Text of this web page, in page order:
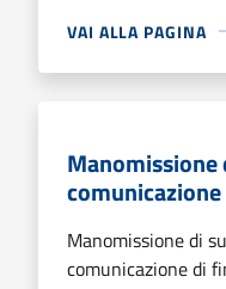
VAI ALLA PAGINA
Manomissione di
comunicazione di